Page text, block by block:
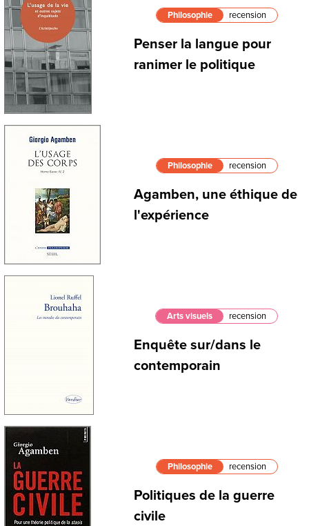
Philosophie recension
Penser la langue pour
ranimer le politique
Philosophie recension
Agamben, une éthique de
l'expérience
Arts visuels recension
Enquête sur/dans le
contemporain
Philosophie recension
Politiques de la guerre
civile